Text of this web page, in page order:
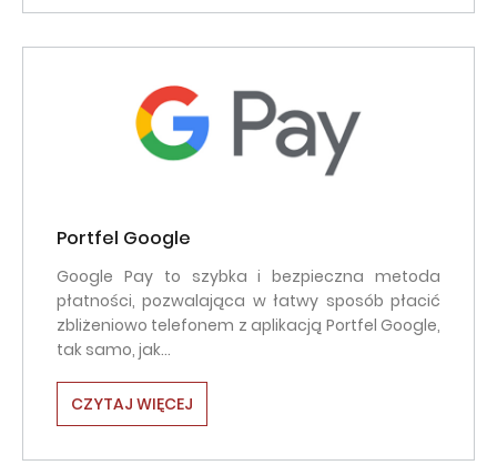
Portfel Google
Google Pay to szybka i bezpieczna metoda
płatności, pozwalająca w łatwy sposób płacić
zbliżeniowo telefonem z aplikacją Portfel Google,
tak samo, jak…
CZYTAJ WIĘCEJ